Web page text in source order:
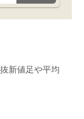
新値足や平均